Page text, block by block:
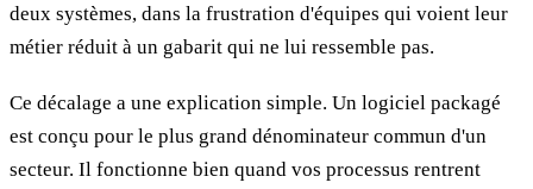
deux systèmes, dans la frustration d'équipes qui voient leur
métier réduit à un gabarit qui ne lui ressemble pas.
Ce décalage a une explication simple. Un logiciel packagé
est conçu pour le plus grand dénominateur commun d'un
secteur. Il fonctionne bien quand vos processus rentrent